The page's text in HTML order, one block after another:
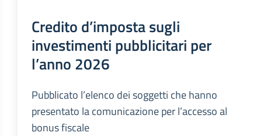
Credito d’imposta sugli
investimenti pubblicitari per
l’anno 2026
Pubblicato l’elenco dei soggetti che hanno
presentato la comunicazione per l’accesso al
bonus fiscale